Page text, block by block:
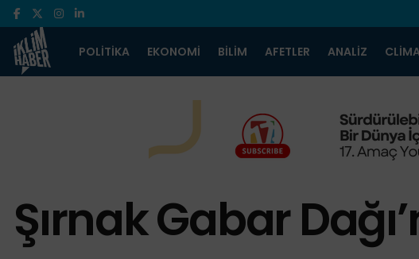
POLITIKA EKONOMI BILIM AFETLER ANALIZ
Şırnak Gabar